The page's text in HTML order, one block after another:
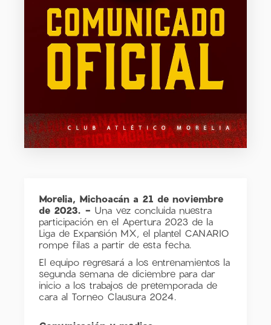
Morelia, Michoacán a 21 de noviembre
de 2023. - Una vez concluida nuestra
participación en el Apertura 2023 de la
Liga de Expansión MX, el plantel CANARIO
rompe filas a partir de esta fecha.
El equipo regresará a los entrenamientos la
segunda semana de diciembre para dar
inicio a los trabajos de pretemporada de
cara al Torneo Clausura 2024.